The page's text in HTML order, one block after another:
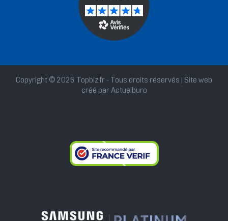
Copyright © 2026 Topbiz.fr - Tous droits réservés | Site web
créé par Actuelburo